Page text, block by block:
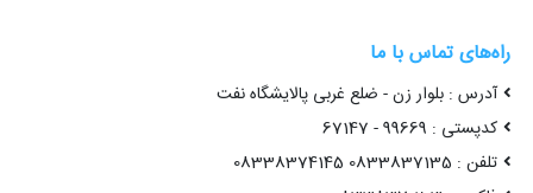
راه‌های تماس با ما
آدرس : بلوار زن - ضلع غربی پالایشگاه نفت
کدپستی : 99669 - 67147
تلفن : 0833837135 08338374145